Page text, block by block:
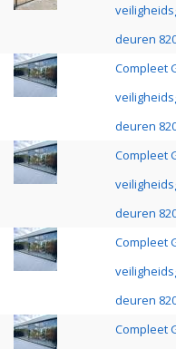
deuren
Compleet
deuren
Compleet
deuren
Compleet
deuren
Compleet